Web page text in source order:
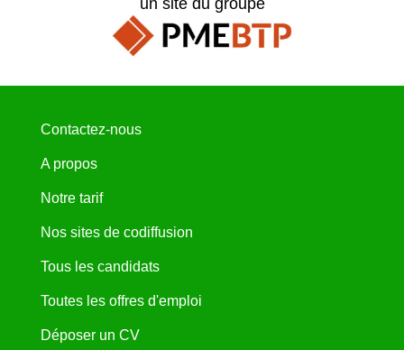
Contactez-nous
A propos
Notre tarif
Nos sites de codiffusion
Tous les candidats
Toutes les offres d'emploi
Déposer un CV